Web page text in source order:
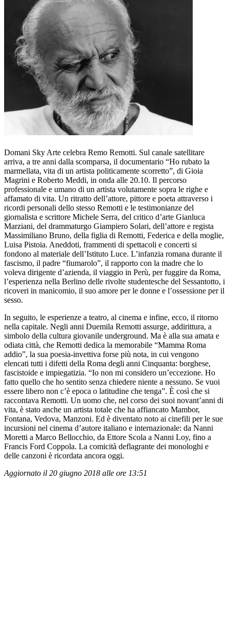
Domani Sky Arte celebra Remo Remotti. Sul canale satellitare
arriva, a tre anni dalla scomparsa, il documentario “Ho rubato la
marmellata, vita di un artista politicamente scorretto”, di Gioia
Magrini e Roberto Meddi, in onda alle 20.10. Il percorso
professionale e umano di un artista volutamente sopra le righe e
affamato di vita. Un ritratto dell’attore, pittore e poeta attraverso i
ricordi personali dello stesso Remotti e le testimonianze del
giornalista e scrittore Michele Serra, del critico d’arte Gianluca
Marziani, del drammaturgo Giampiero Solari, dell’attore e regista
Massimiliano Bruno, della figlia di Remotti, Federica e della moglie,
Luisa Pistoia. Aneddoti, frammenti di spettacoli e concerti si
fondono al materiale dell’Istituto Luce. L’infanzia romana durante il
fascismo, il padre “fiumarolo”, il rapporto con la madre che lo
voleva dirigente d’azienda, il viaggio in Perù, per fuggire da Roma,
l’esperienza nella Berlino delle rivolte studentesche del Sessantotto, i
ricoveri in manicomio, il suo amore per le donne e l’ossessione per il
sesso.
In seguito, le esperienze a teatro, al cinema e infine, ecco, il ritorno
nella capitale. Negli anni Duemila Remotti assurge, addirittura, a
simbolo della cultura giovanile underground. Ma è alla sua amata e
odiata città, che Remotti dedica la memorabile “Mamma Roma
addio”, la sua poesia-invettiva forse più nota, in cui vengono
elencati tutti i difetti della Roma degli anni Cinquanta: borghese,
fascistoide e impiegatizia. “Io non mi considero un’eccezione. Ho
fatto quello che ho sentito senza chiedere niente a nessuno. Se vuoi
essere libero non c’è epoca o latitudine che tenga”. È così che si
raccontava Remotti. Un uomo che, nel corso dei suoi novant’anni di
vita, è stato anche un artista totale che ha affiancato Mambor,
Fontana, Vedova, Manzoni. Ed è diventato noto ai cinefili per le sue
incursioni nel cinema d’autore italiano e internazionale: da Nanni
Moretti a Marco Bellocchio, da Ettore Scola a Nanni Loy, fino a
Francis Ford Coppola. La comicità deflagrante dei monologhi e
delle canzoni è ricordata ancora oggi.
Aggiornato il 20 giugno 2018 alle ore 13:51